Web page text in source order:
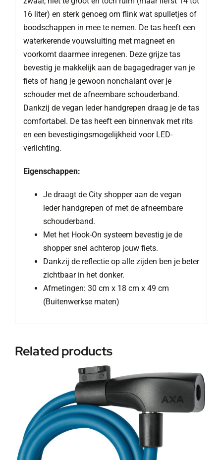
16 liter) en sterk genoeg om flink wat spulletjes of
boodschappen in mee te nemen. De tas heeft een
waterkerende vouwsluiting met magneet en
voorkomt daarmee inregenen. Deze grijze tas
bevestig je makkelijk aan de bagagedrager van je
fiets of hang je gewoon nonchalant over je
schouder met de afneembare schouderband.
Dankzij de vegan leder handgrepen draag je de tas
comfortabel. De tas heeft een binnenvak met rits
en een bevestigingsmogelijkheid voor LED-
verlichting.
Eigenschappen:
Je draagt de City shopper aan de vegan
leder handgrepen of met de afneembare
schouderband.
Met het Hook-On systeem bevestig je de
shopper snel achterop jouw fiets.
Dankzij de reflectie op alle zijden ben je beter
zichtbaar in het donker.
Afmetingen: 30 cm x 18 cm x 49 cm
(Buitenwerkse maten)
Related products